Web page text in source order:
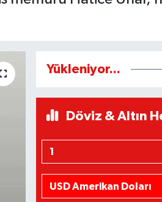
Yükleniyor...
Döviz & Altın